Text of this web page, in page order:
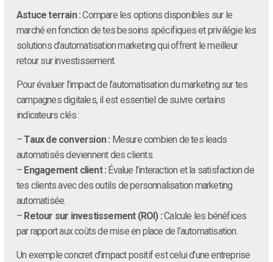
Astuce terrain :Compare les options disponibles sur le
marché en fonction de tes besoins spécifiques et privilégie les
solutions d’automatisation marketing qui offrent le meilleur
retour sur investissement.
Pour évaluer l’impact de l’automatisation du marketing sur tes
campagnes digitales, il est essentiel de suivre certains
indicateurs clés :
–Taux de conversion : Mesure combien de tes leads
automatisés deviennent des clients.
– Engagement client : Évalue l’interaction et la satisfaction de
tes clients avec des outils de personnalisation marketing
automatisée.
– Retour sur investissement (ROI) :Calcule les bénéfices
par rapport aux coûts de mise en place de l’automatisation.
Un exemple concret d’impact positif est celui d’une entreprise